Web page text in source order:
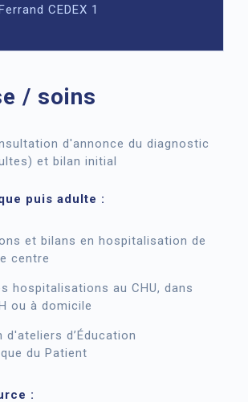
CEDEX 1
/ soins
d'annonce du diagnostic
et bilan initial
puis adulte :
et bilans en hospitalisation de
centre
hospitalisations au CHU, dans
ou à domicile
d'ateliers d’Éducation
du Patient
: